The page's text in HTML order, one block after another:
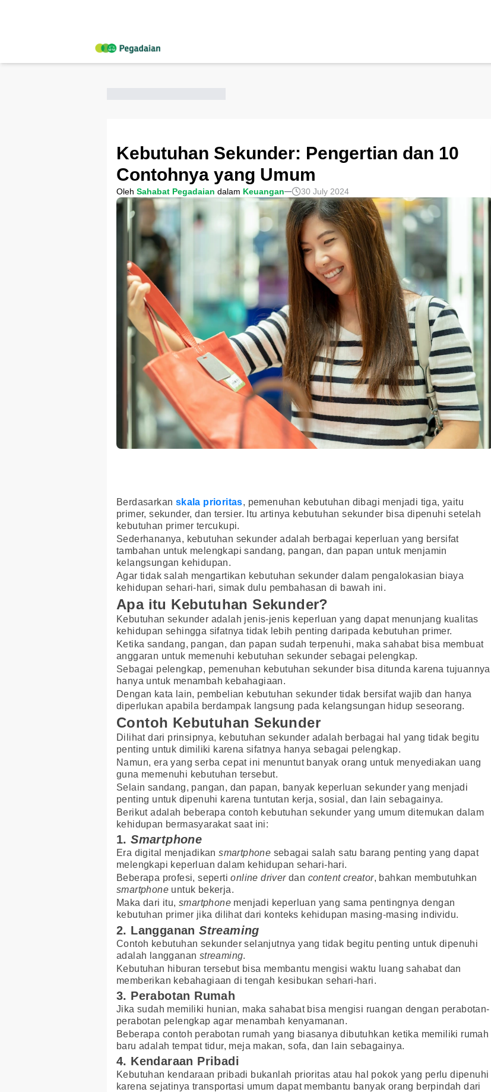
Kebutuhan Sekunder: Pengertian dan 10
Contohnya yang Umum
Oleh Sahabat Pegadaian dalam Keuangan 30 July 2024
Berdasarkan skala prioritas, pemenuhan kebutuhan dibagi menjadi tiga, yaitu
primer, sekunder, dan tersier. Itu artinya kebutuhan sekunder bisa dipenuhi setelah
kebutuhan primer tercukupi.
Sederhananya, kebutuhan sekunder adalah berbagai keperluan yang bersifat
tambahan untuk melengkapi sandang, pangan, dan papan untuk menjamin
kelangsungan kehidupan.
Agar tidak salah mengartikan kebutuhan sekunder dalam pengalokasian biaya
kehidupan sehari-hari, simak dulu pembahasan di bawah ini.
Apa itu Kebutuhan Sekunder?
Kebutuhan sekunder adalah jenis-jenis keperluan yang dapat menunjang kualitas
kehidupan sehingga sifatnya tidak lebih penting daripada kebutuhan primer.
Ketika sandang, pangan, dan papan sudah terpenuhi, maka sahabat bisa membuat
anggaran untuk memenuhi kebutuhan sekunder sebagai pelengkap.
Sebagai pelengkap, pemenuhan kebutuhan sekunder bisa ditunda karena tujuannya
hanya untuk menambah kebahagiaan.
Dengan kata lain, pembelian kebutuhan sekunder tidak bersifat wajib dan hanya
diperlukan apabila berdampak langsung pada kelangsungan hidup seseorang.
Contoh Kebutuhan Sekunder
Dilihat dari prinsipnya, kebutuhan sekunder adalah berbagai hal yang tidak begitu
penting untuk dimiliki karena sifatnya hanya sebagai pelengkap.
Namun, era yang serba cepat ini menuntut banyak orang untuk menyediakan uang
guna memenuhi kebutuhan tersebut.
Selain sandang, pangan, dan papan, banyak keperluan sekunder yang menjadi
penting untuk dipenuhi karena tuntutan kerja, sosial, dan lain sebagainya.
Berikut adalah beberapa contoh kebutuhan sekunder yang umum ditemukan dalam
kehidupan bermasyarakat saat ini:
1.Smartphone
Era digital menjadikansmartphone sebagai salah satu barang penting yang dapat
melengkapi keperluan dalam kehidupan sehari-hari.
Beberapa profesi, sepertionline driverdan content creator, bahkan membutuhkan
smartphone untuk bekerja.
Maka dari itu, smartphone menjadi keperluan yang sama pentingnya dengan
kebutuhan primer jika dilihat dari konteks kehidupan masing-masing individu.
2. LanggananStreaming
Contoh kebutuhan sekunder selanjutnya yang tidak begitu penting untuk dipenuhi
adalah langganan streaming.
Kebutuhan hiburan tersebut bisa membantu mengisi waktu luang sahabat dan
memberikan kebahagiaan di tengah kesibukan sehari-hari.
3. Perabotan Rumah
Jika sudah memiliki hunian, maka sahabat bisa mengisi ruangan dengan perabotan-
perabotan pelengkap agar menambah kenyamanan.
Beberapa contoh perabotan rumah yang biasanya dibutuhkan ketika memiliki rumah
baru adalah tempat tidur, meja makan, sofa, dan lain sebagainya.
4. Kendaraan Pribadi
Kebutuhan kendaraan pribadi bukanlah prioritas atau hal pokok yang perlu dipenuhi
karena sejatinya transportasi umum dapat membantu banyak orang berpindah dari